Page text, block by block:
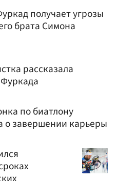
получает угрозы
брата Симона
рассказала
по биатлону
о завершении карьеры